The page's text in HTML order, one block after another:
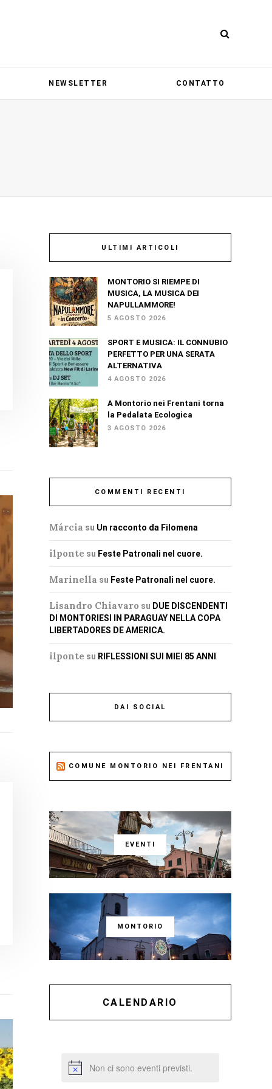
NEWSLETTER CONTATTO
ULTIMI ARTICOLI
MONTORIO SI RIEMPE DI
MUSICA, LA MUSICA DEI
NAPULLAMMORE!
5 AGOSTO 2026
SPORT E MUSICA: IL CONNUBIO
PERFETTO PER UNA SERATA
ALTERNATIVA
4 AGOSTO 2026
A Montorio nei Frentani torna
la Pedalata Ecologica
3 AGOSTO 2026
COMMENTI RECENTI
Márcia su Un racconto da Filomena
ilponte su Feste Patronali nel cuore.
Marinella su Feste Patronali nel cuore.
Lisandro Chiavaro su DUE DISCENDENTI
DI MONTORIESI IN PARAGUAY NELLA COPA
LIBERTADORES DE AMERICA.
ilponte su RIFLESSIONI SUI MIEI 85 ANNI
DAI SOCIAL
COMUNE MONTORIO NEI FRENTANI
EVENTI
MONTORIO
CALENDARIO
Non ci sono eventi previsti.